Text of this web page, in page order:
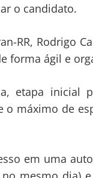
o candidato.
RR, Rodrigo
forma ágil e
etapa inicial
máximo de
em uma